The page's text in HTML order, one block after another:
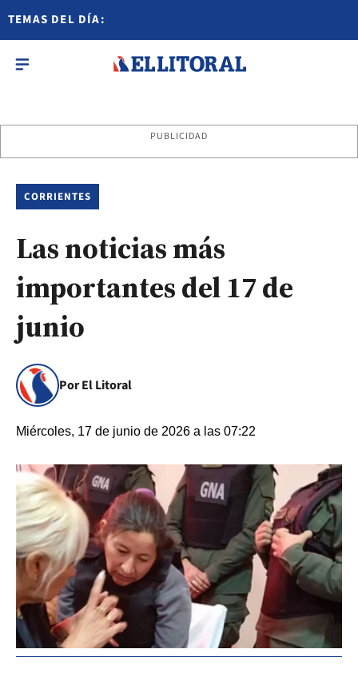
TEMAS DEL DÍA:
PUBLICIDAD
CORRIENTES
Las noticias más
importantes del 17 de
junio
Por El Litoral
Miércoles, 17 de junio de 2026 a las 07:22